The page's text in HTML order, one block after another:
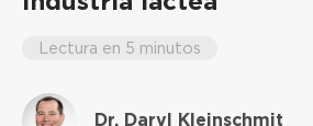
Lectura en 5 minutos
Dr. Daryl Kleinschmit